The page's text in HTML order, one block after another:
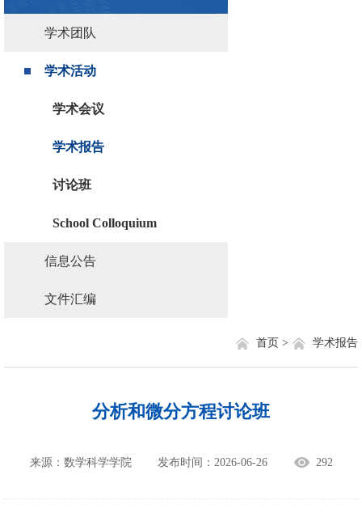
学术团队
学术活动
学术会议
学术报告
讨论班
School Colloquium
信息公告
文件汇编
学术报告
首页 >
分析和微分方程讨论班
来源：数学科学学院 发布时间：2026-06-26 292